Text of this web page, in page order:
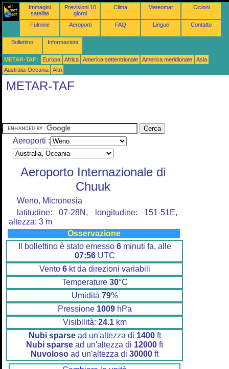
Immagini
satellite
Previsioni 10
giorni
Clima Meteomar Cicloni
Fulmine Aeroporti FAQ Lingue Contatto
Bollettino Informazioni
METAR-TAF: Europa Africa America settentrionale America meridionale
Asia
Australia-Oceania
Altri
METAR-TAF
Aeroporti :
Aeroporto Internazionale di
Chuuk
Weno, Micronesia
latitudine: 07-28N, longitudine: 151-51E,
altezza: 3 m
Osservazione
Il bollettino è stato emesso 6minuti fa, alle
07:56UTC
Vento 6kt da direzioni variabili
Temperature 30°C
Umidità 79%
Pressione 1009hPa
Visibilità: 24.1km
Nubi sparsead un'altezza di 1400ft
Nubi sparse ad un'altezza di 12000 ft
Nuvoloso ad un'altezza di 30000 ft